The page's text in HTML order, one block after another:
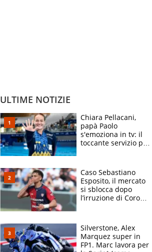
ULTIME NOTIZIE
Chiara Pellacani,
papà Paolo
s'emoziona in tv: il
toccante servizio per
Caso Sebastiano
Esposito, il mercato
si sblocca dopo
l’irruzione di Corona
due big
Silverstone, Alex
Marquez super in
FP1. Marc lavora per